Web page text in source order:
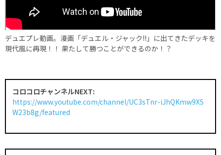
デュエプレ動画。漫画「デュエル・ジャック!!」に出てきたデッキを
現代風に再現！！ 果たして勝つことができるのか！？
コロコロチャンネルNEXT:
https://www.youtube.com/channel/UC3sTnr-iJhQKmw9XS
W23b8g/featured